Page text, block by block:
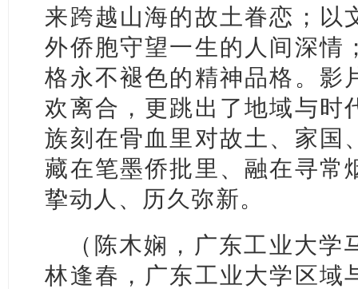
来跨越山海的故土眷恋；以
外侨胞守望一生的人间深情
格永不褪色的精神品格。影
欢离合，更跳出了地域与时
族刻在骨血里对故土、家国
藏在笔墨侨批里、融在寻常
挚动人、历久弥新。
（陈木娴，广东工业大
林逢春，广东工业大学区域